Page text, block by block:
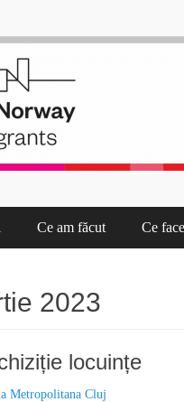
2.0
Ce am făcut Ce
2023
locuințe
Metropolitana Cluj